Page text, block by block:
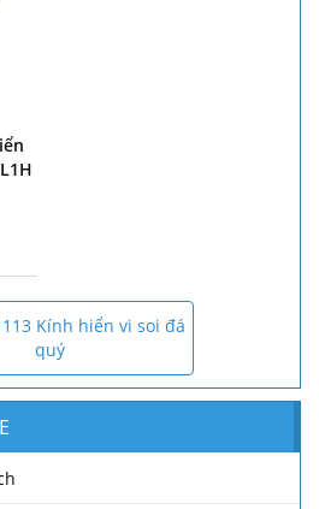
Kính hiển vi soi đá
quý